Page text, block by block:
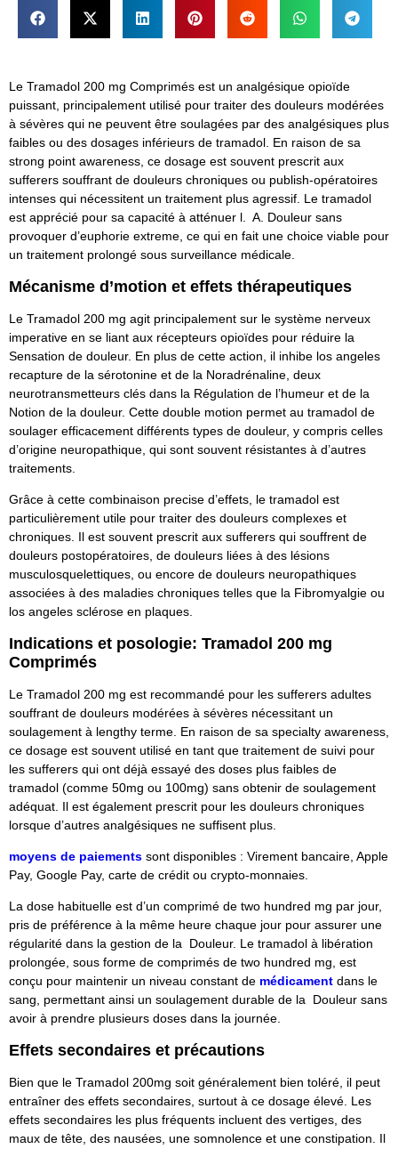
Le Tramadol 200 mg Comprimés est un analgésique opioïde
puissant, principalement utilisé pour traiter des douleurs modérées
à sévères qui ne peuvent être soulagées par des analgésiques plus
faibles ou des dosages inférieurs de tramadol. En raison de sa
strong point awareness, ce dosage est souvent prescrit aux
sufferers souffrant de douleurs chroniques ou publish-opératoires
intenses qui nécessitent un traitement plus agressif. Le tramadol
est apprécié pour sa capacité à atténuer l. A. Douleur sans
provoquer d’euphorie extreme, ce qui en fait une choice viable pour
un traitement prolongé sous surveillance médicale.
Mécanisme d’motion et effets thérapeutiques
Le Tramadol 200 mg agit principalement sur le système nerveux
imperative en se liant aux récepteurs opioïdes pour réduire la
Sensation de douleur. En plus de cette action, il inhibe los angeles
recapture de la sérotonine et de la Noradrénaline, deux
neurotransmetteurs clés dans la Régulation de l’humeur et de la
Notion de la douleur. Cette double motion permet au tramadol de
soulager efficacement différents types de douleur, y compris celles
d’origine neuropathique, qui sont souvent résistantes à d’autres
traitements.
Grâce à cette combinaison precise d’effets, le tramadol est
particulièrement utile pour traiter des douleurs complexes et
chroniques. Il est souvent prescrit aux sufferers qui souffrent de
douleurs postopératoires, de douleurs liées à des lésions
musculosquelettiques, ou encore de douleurs neuropathiques
associées à des maladies chroniques telles que la Fibromyalgie ou
los angeles sclérose en plaques.
Indications et posologie: Tramadol 200 mg
Comprimés
Le Tramadol 200 mg est recommandé pour les sufferers adultes
souffrant de douleurs modérées à sévères nécessitant un
soulagement à lengthy terme. En raison de sa specialty awareness,
ce dosage est souvent utilisé en tant que traitement de suivi pour
les sufferers qui ont déjà essayé des doses plus faibles de
tramadol (comme 50mg ou 100mg) sans obtenir de soulagement
adéquat. Il est également prescrit pour les douleurs chroniques
lorsque d’autres analgésiques ne suffisent plus.
moyens de paiements sont disponibles : Virement bancaire , Apple
Pay, Google Pay, carte de crédit ou crypto-monnaies.
La dose habituelle est d’un comprimé de two hundred mg par jour,
pris de préférence à la même heure chaque jour pour assurer une
régularité dans la gestion de la Douleur. Le tramadol à libération
prolongée, sous forme de comprimés de two hundred mg, est
conçu pour maintenir un niveau constant de médicament dans le
sang, permettant ainsi un soulagement durable de la Douleur sans
avoir à prendre plusieurs doses dans la journée.
Effets secondaires et précautions
Bien que le Tramadol 200mg soit généralement bien toléré, il peut
entraîner des effets secondaires, surtout à ce dosage élevé. Les
effets secondaires les plus fréquents incluent des vertiges, des
maux de tête, des nausées, une somnolence et une constipation. Il